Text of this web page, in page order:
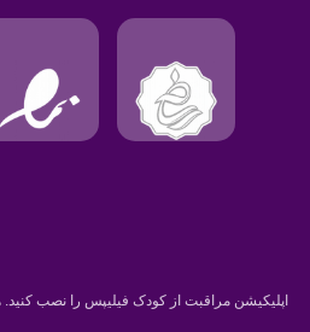
اپلیکیشن مراقبت از کودک فیلیپس را نصب